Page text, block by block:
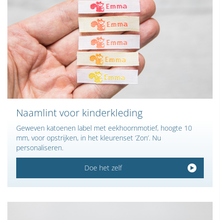
Naamlint voor kinderkleding
Geweven katoenen label met eekhoornmotief, hoogte 10
mm, voor opstrijken, in het kleurenset ‘Zon’. Nu
personaliseren.
Doe het zelf